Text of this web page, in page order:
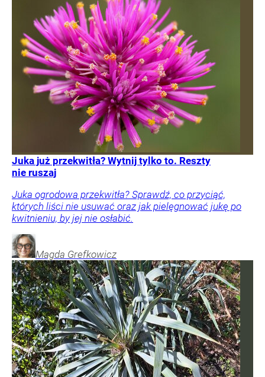
Juka już przekwitła? Wytnij tylko to. Reszty
nie ruszaj
Juka ogrodowa przekwitła? Sprawdź, co przyciąć,
których liści nie usuwać oraz jak pielęgnować jukę po
kwitnieniu, by jej nie osłabić.
Magda Grefkowicz